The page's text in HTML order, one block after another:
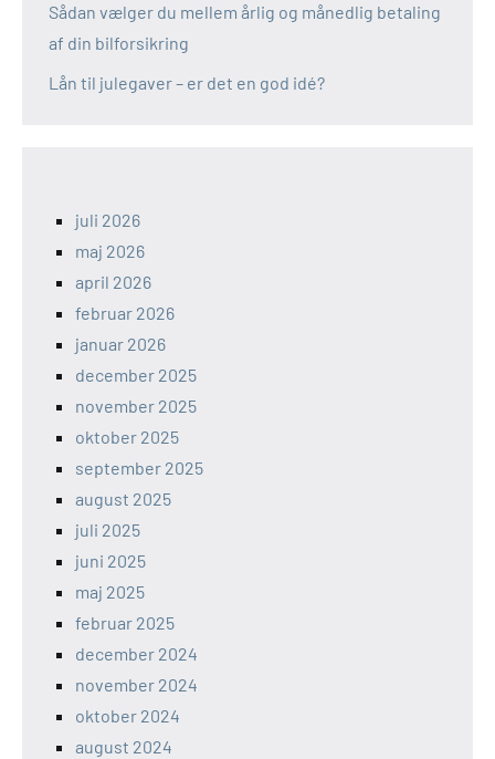
Sådan vælger du mellem årlig og månedlig betaling
af din bilforsikring
Lån til julegaver – er det en god idé?
juli 2026
maj 2026
april 2026
februar 2026
januar 2026
december 2025
november 2025
oktober 2025
september 2025
august 2025
juli 2025
juni 2025
maj 2025
februar 2025
december 2024
november 2024
oktober 2024
august 2024